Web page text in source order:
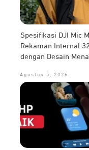
Spesifikasi DJI Mic
Rekaman Internal
dengan Desain
Agustus 5, 2026